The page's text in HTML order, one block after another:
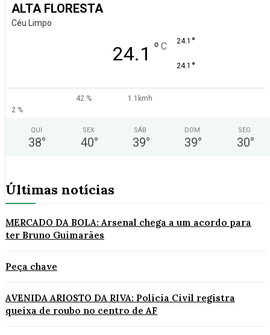
ALTA FLORESTA
Céu Limpo
24.1 ° C 24.1 °
24.1 °
42 %
1.1kmh
2 %
QUI
38°
SEX
40°
SÁB
39°
DOM
39°
SEG
30°
Últimas notícias
MERCADO DA BOLA: Arsenal chega a um acordo para
ter Bruno Guimarães
Peça chave
AVENIDA ARIOSTO DA RIVA: Polícia Civil registra
queixa de roubo no centro de AF